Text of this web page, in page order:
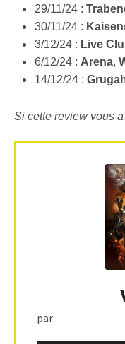
29/11/24 :
30/11/24 :
3/12/24 : Live
6/12/24 : Arena,
14/12/24 :
Si cette review vous
par